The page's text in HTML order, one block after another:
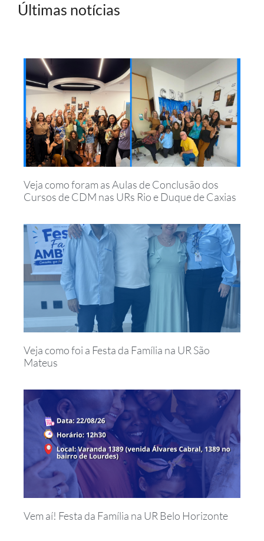
Últimas notícias
Veja como foram as Aulas de Conclusão dos
Cursos de CDM nas URs Rio e Duque de Caxias
Veja como foi a Festa da Família na UR São
Mateus
Vem aí! Festa da Família na UR Belo Horizonte